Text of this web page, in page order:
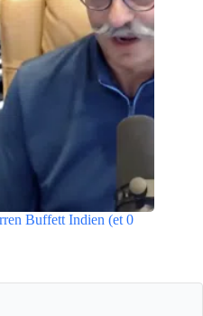
Buffett Indien (et 0